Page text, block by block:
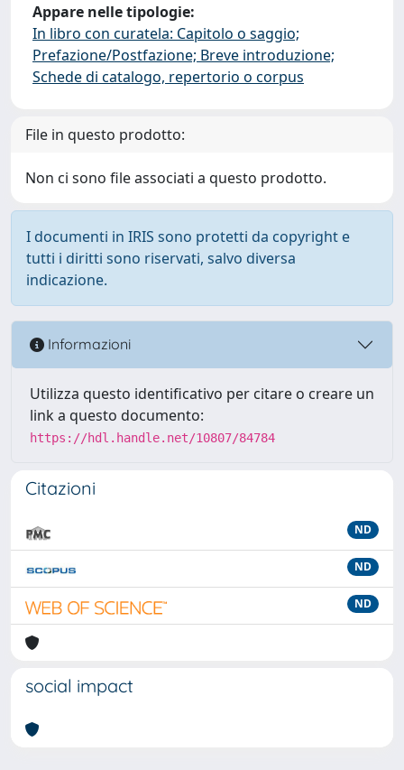
Appare nelle tipologie:
In libro con curatela: Capitolo o saggio;
Prefazione/Postfazione; Breve introduzione;
Schede di catalogo, repertorio o corpus
File in questo prodotto:
Non ci sono file associati a questo prodotto.
I documenti in IRIS sono protetti da copyright e
tutti i diritti sono riservati, salvo diversa
indicazione.
Informazioni
Utilizza questo identificativo per citare o creare un
link a questo documento:
https://hdl.handle.net/10807/84784
Citazioni
ND
ND
ND
social impact